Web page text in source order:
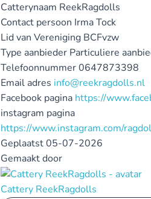
Catterynaam ReekRagdolls
Contact persoon Irma Tock
Lid van Vereniging BCFvzw
Type aanbieder Particuliere
Telefoonnummer0647873398
Email adres info@reekragdolls.nl
Facebook pagina https://
instagram pagina
https://www.instagram.com/
Geplaatst05-07-2026
Gemaakt door
Cattery ReekRagdolls